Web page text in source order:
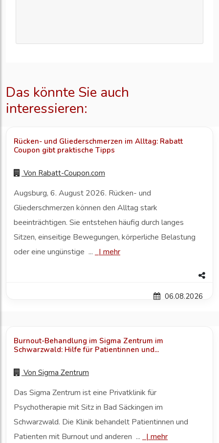
Das könnte Sie auch
interessieren:
Rücken- und Gliederschmerzen im Alltag: Rabatt
Coupon gibt praktische Tipps
Von Rabatt-Coupon.com
Augsburg, 6. August 2026. Rücken- und
Gliederschmerzen können den Alltag stark
beeinträchtigen. Sie entstehen häufig durch langes
Sitzen, einseitige Bewegungen, körperliche Belastung
oder eine ungünstige ...
| mehr
06.08.2026
Burnout-Behandlung im Sigma Zentrum im
Schwarzwald: Hilfe für Patientinnen und...
Von Sigma Zentrum
Das Sigma Zentrum ist eine Privatklinik für
Psychotherapie mit Sitz in Bad Säckingen im
Schwarzwald. Die Klinik behandelt Patientinnen und
Patienten mit Burnout und anderen ...
| mehr